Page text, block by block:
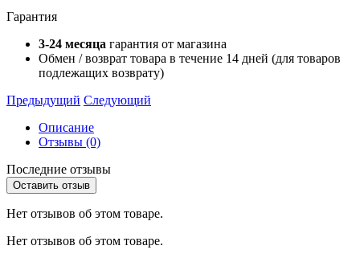
Гарантия
3-24 месяца гарантия от магазина
Обмен / возврат товара в течение 14 дней (для товаров
подлежащих возврату)
Предыдущий Следующий
Описание
Отзывы (0)
Последние отзывы
Оставить отзыв
Нет отзывов об этом товаре.
Нет отзывов об этом товаре.